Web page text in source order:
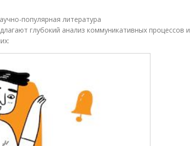
популярная литература
глубокий анализ коммуникативных процессов и